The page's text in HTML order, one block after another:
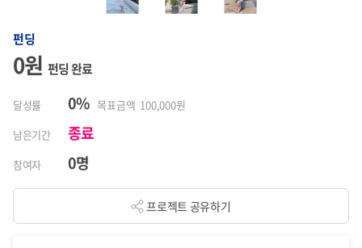
펀딩
0원 펀딩 완료
달성률 0% 목표금액 100,000원
남은기간
종료
참여자 0명
프로젝트 공유하기